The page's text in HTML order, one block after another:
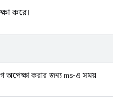
করে।
অপেক্ষা করার জন্য ms-এ সময়